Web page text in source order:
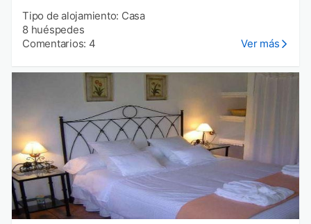
Tipo de alojamiento: Casa
8 huéspedes
Comentarios: 4
Ver más